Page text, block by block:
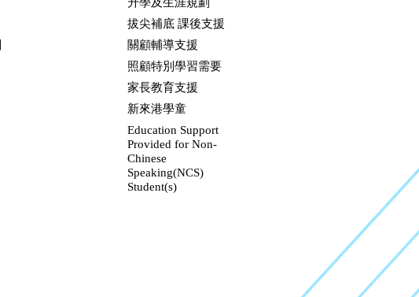
升學及生涯規劃
拔尖補底 課後支援
關顧輔導支援
照顧特別學習需要
家長教育支援
新來港學童
Education Support
Provided for Non-
Chinese
Speaking(NCS)
Student(s)